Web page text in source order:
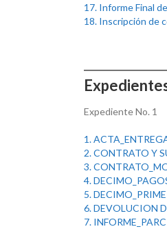
17. Informe Final
18. Inscripción de
Expediente No. 1
1.
2. CONTRATO Y
3.
4.
5.
6. DEVOLUCION
7.